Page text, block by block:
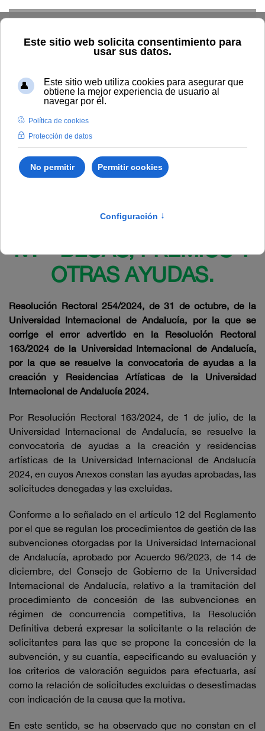
Inicio BOUNIA
Resolucion Rectoral 254/2024, de 31 de
octubre, de la Universidad Internacional de Andalucía, por la que
de la Universidad Internacional de Andalucía, por la que se
resuelve la convocatoria de ayudas a la creación y Residencias
Artísticas de la Universidad Internacional de Andalucía 2024.
IV. BECAS, PREMIOS Y
OTRAS AYUDAS.
Resolución Rectoral 254/2024, de 31 de octubre, de la
Universidad Internacional de Andalucía, por la que se
corrige el error advertido en la Resolución Rectoral
163/2024 de la Universidad Internacional de Andalucía,
por la que se resuelve la convocatoria de ayudas a la
creación y Residencias Artísticas de la Universidad
Internacional de Andalucía 2024.
Por Resolución Rectoral 163/2024, de 1 de julio, de la
Universidad Internacional de Andalucía, se resuelve la
convocatoria de ayudas a la creación y residencias
artísticas de la Universidad Internacional de Andalucía
2024, en cuyos Anexos constan las ayudas aprobadas, las
solicitudes denegadas y las excluidas.
Conforme a lo señalado en el artículo 12 del Reglamento
por el que se regulan los procedimientos de gestión de las
subvenciones otorgadas por la Universidad Internacional
de Andalucía, aprobado por Acuerdo 96/2023, de 14 de
diciembre, del Consejo de Gobierno de la Universidad
Internacional de Andalucía, relativo a la tramitación del
procedimiento de concesión de las subvenciones en
régimen de concurrencia competitiva, la Resolución
Definitiva deberá expresar la solicitante o la relación de
solicitantes para las que se propone la concesión de la
subvención, y su cuantía, especificando su evaluación y
los criterios de valoración seguidos para efectuarla, así
como la relación de solicitudes excluidas o desestimadas
con indicación de la causa que la motiva.
En este sentido, se ha observado que no constan en el